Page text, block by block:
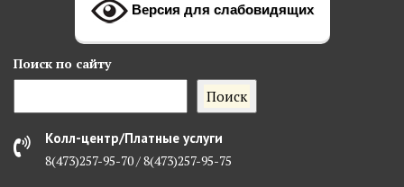
Версия для слабовидящих
Поиск по сайту
Поиск
Колл-центр/Платные услуги
8(473)257-95-70 / 8(473)257-95-75